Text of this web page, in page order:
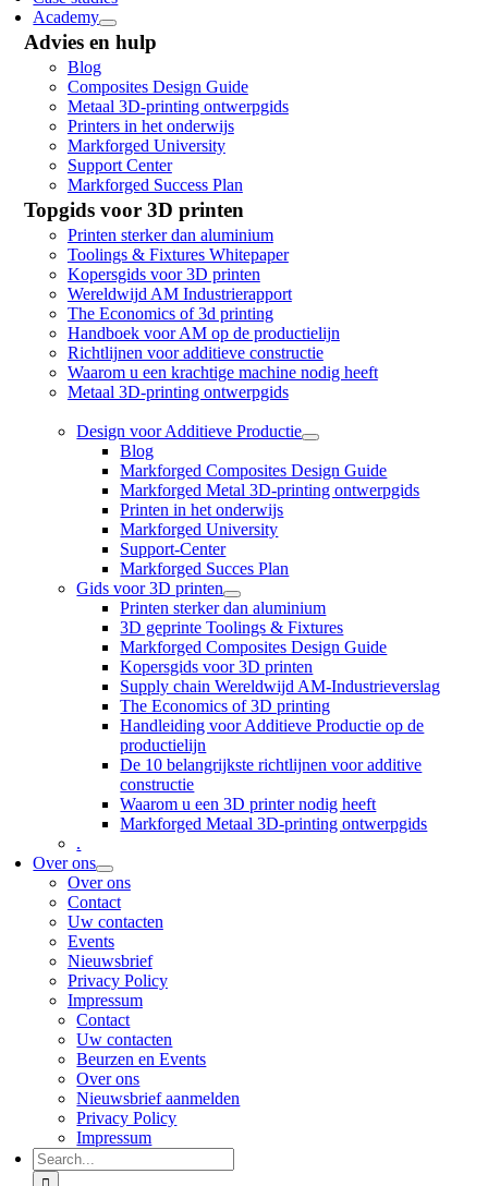
Academy
Advies en hulp
Blog
Composites Design Guide
Metaal 3D-printing ontwerpgids
Printers in het onderwijs
Markforged University
Support Center
Markforged Success Plan
Topgids voor 3D printen
Printen sterker dan aluminium
Toolings & Fixtures Whitepaper
Kopersgids voor 3D printen
Wereldwijd AM Industrierapport
The Economics of 3d printing
Handboek voor AM op de productielijn
Richtlijnen voor additieve constructie
Waarom u een krachtige machine nodig heeft
Metaal 3D-printing ontwerpgids
Design voor Additieve Productie
Blog
Markforged Composites Design Guide
Markforged Metal 3D-printing ontwerpgids
Printen in het onderwijs
Markforged University
Support-Center
Markforged Succes Plan
Gids voor 3D printen
Printen sterker dan aluminium
3D geprinte Toolings & Fixtures
Markforged Composites Design Guide
Kopersgids voor 3D printen
Supply chain Wereldwijd AM-Industrieverslag
The Economics of 3D printing
Handleiding voor Additieve Productie op de
productielijn
De 10 belangrijkste richtlijnen voor additive
constructie
Waarom u een 3D printer nodig heeft
Markforged Metaal 3D-printing ontwerpgids
.
Over ons
Over ons
Contact
Uw contacten
Events
Nieuwsbrief
Privacy Policy
Impressum
Contact
Uw contacten
Beurzen en Events
Over ons
Nieuwsbrief aanmelden
Privacy Policy
Impressum
Search
for: